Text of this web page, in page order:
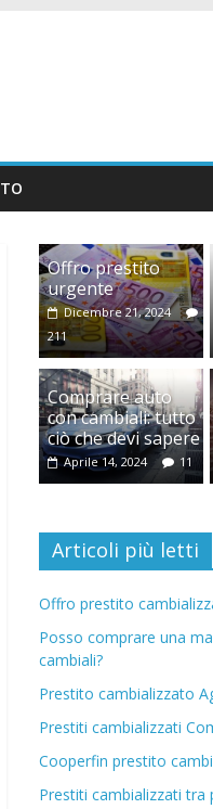
Offro prestito
urgente
Dicembre 21, 2024
211
Comprare auto
con cambiali: tutto
ciò che devi sapere
Aprile 14, 2024 11
Articoli più letti
Offro prestito
Posso comprare una
cambiali?
Prestito cambializzato
Prestiti cambializzati
Cooperfin prestito
Prestiti cambializzati tra